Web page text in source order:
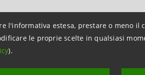
l'informativa estesa, prestare o meno il
le proprie scelte in qualsiasi
).
i Media
Territori e Media locali